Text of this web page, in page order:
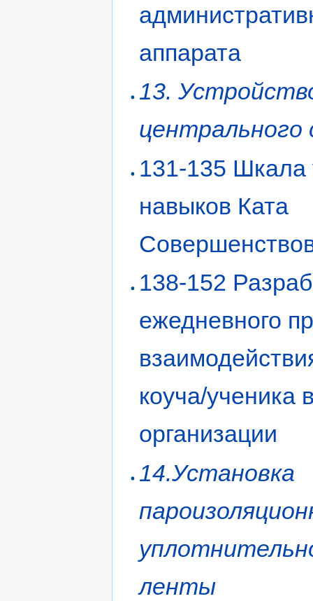
аппарата
13.
центрального
131-135 Шкала
навыков Ката
138-152
ежедневного
коуча/ученика
организации
14.Установка
ленты